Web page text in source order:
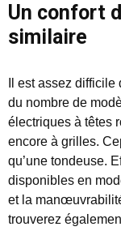
Un confort
similaire
Il est assez
du nombre de
électriques à têtes
encore à grilles.
qu’une tondeuse.
disponibles en
et la
trouverez